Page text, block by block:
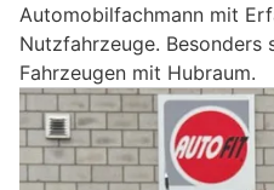
Automobilfachmann mit
Nutzfahrzeuge.
Fahrzeugen mit Hubraum.